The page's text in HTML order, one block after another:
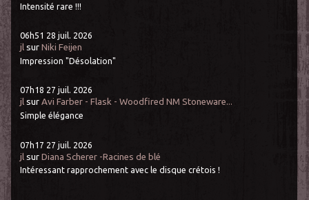
Intensité rare !!!
06h51 28 juil. 2026
jl surNiki Feijen
Impression "Désolation"
07h18 27 juil. 2026
jl surAvi Farber - Flask - Woodfired NM Stoneware...
Simple élégance
07h17 27 juil. 2026
jl surDiana Scherer -Racines de blé
Intéressant rapprochement avec le disque crétois !